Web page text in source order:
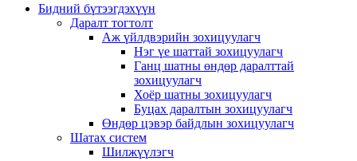
Бидний бүтээгдэхүүн
Даралт тогтолт
Аж үйлдвэрийн зохицуулагч
Нэг үе шаттай зохицуулагч
Ганц шатны өндөр даралттай
зохицуулагч
Хоёр шатны зохицуулагч
Буцах даралтын зохицуулагч
Өндөр цэвэр байдлын зохицуулагч
Шатах систем
Шилжүүлэгч